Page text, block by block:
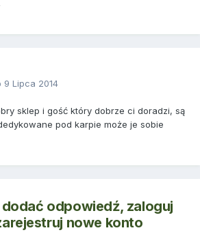
9 Lipca 2014
sklep i gość który dobrze ci doradzi, są
pod karpie może je sobie
odpowiedź, zaloguj
nowe konto